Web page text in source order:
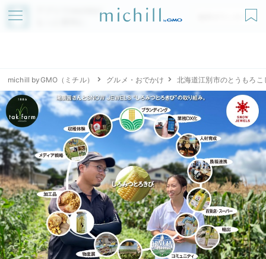
アプリでmichillが
無料ダウンロード
michill byGMO（ミチル） グルメ・おでかけ 北海道江別市のとうもろ